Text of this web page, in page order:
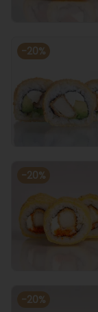
-20%
-20%
-20%